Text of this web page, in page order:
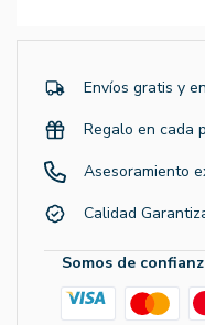
Envíos gratis y
Regalo en cada
Asesoramiento
Calidad
Somos de